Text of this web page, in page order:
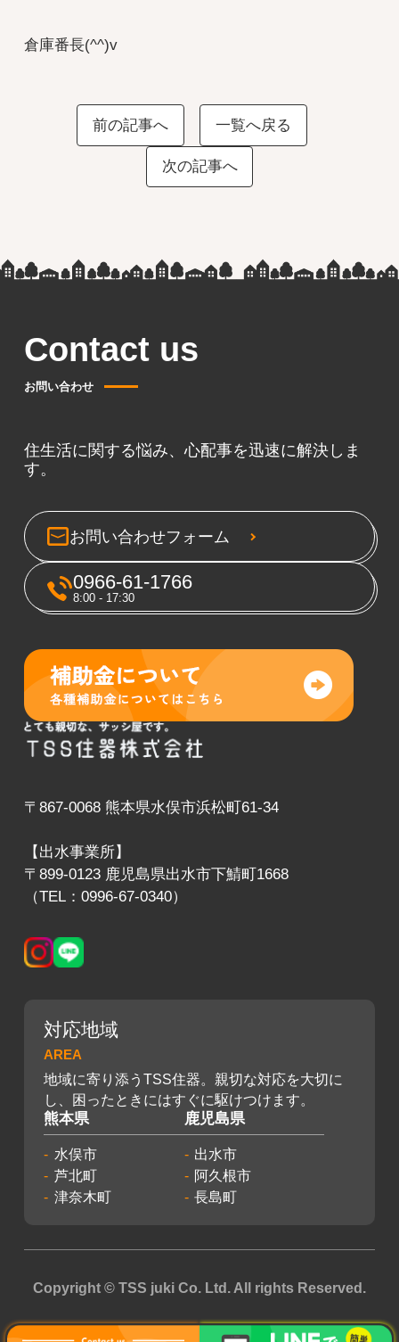
倉庫番長(^^)v
前の記事へ 一覧へ戻る
次の記事へ
Contact us
お問い合わせ
住生活に関する悩み、心配事を迅速に解決しま
す。
お問い合わせフォーム
0966-61-1766
8:00 - 17:30
〒867-0068 熊本県水俣市浜松町61-34
【出水事業所】
〒899-0123 鹿児島県出水市下鯖町1668
（TEL：0996-67-0340）
対応地域
AREA
地域に寄り添うTSS住器。親切な対応を大切に
し、困ったときにはすぐに駆けつけます。
熊本県
水俣市
芦北町
津奈木町
鹿児島県
出水市
阿久根市
長島町
Copyright © TSS juki Co. Ltd. All rights Reserved.